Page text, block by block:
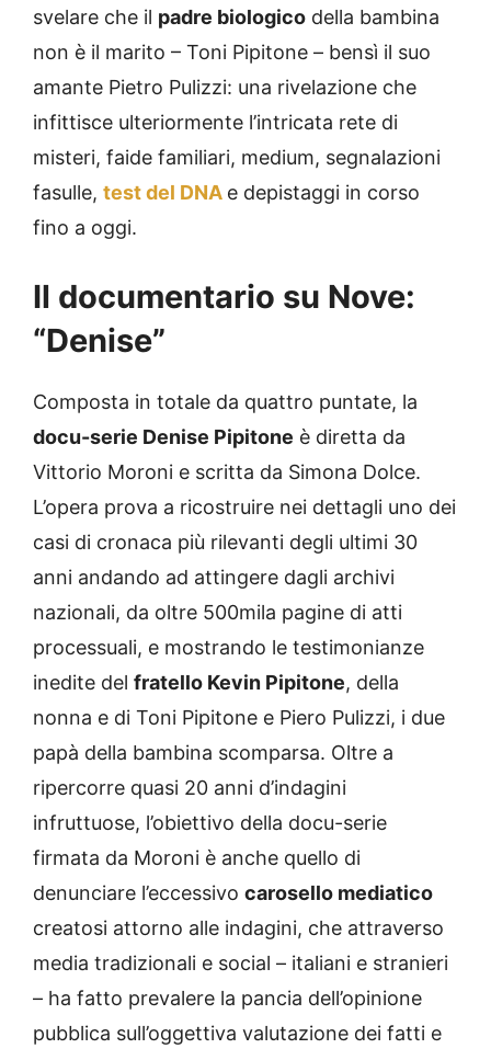
svelare che il padre biologico della bambina
non è il marito – Toni Pipitone – bensì il suo
amante Pietro Pulizzi: una rivelazione che
infittisce ulteriormente l’intricata rete di
misteri, faide familiari, medium, segnalazioni
fasulle, test del DNA e depistaggi in corso
fino a oggi.
Il documentario su Nove:
“Denise”
Composta in totale da quattro puntate, la
docu-serie Denise Pipitone è diretta da
Vittorio Moroni e scritta da Simona Dolce.
L’opera prova a ricostruire nei dettagli uno dei
casi di cronaca più rilevanti degli ultimi 30
anni andando ad attingere dagli archivi
nazionali, da oltre 500mila pagine di atti
processuali, e mostrando le testimonianze
inedite del fratello Kevin Pipitone, della
nonna e di Toni Pipitone e Piero Pulizzi, i due
papà della bambina scomparsa. Oltre a
ripercorre quasi 20 anni d’indagini
infruttuose, l’obiettivo della docu-serie
firmata da Moroni è anche quello di
denunciare l’eccessivo carosello mediatico
creatosi attorno alle indagini, che attraverso
media tradizionali e social – italiani e stranieri
– ha fatto prevalere la pancia dell’opinione
pubblica sull’oggettiva valutazione dei fatti e